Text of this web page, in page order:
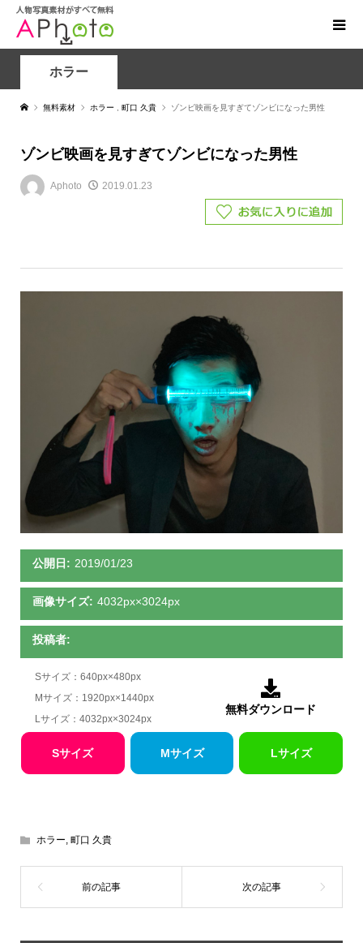
ホラー
無料素材 ホラー 町口 久貴 ゾンビ映画を見すぎてゾンビになった男性
ゾンビ映画を見すぎてゾンビになった男性
Aphoto 2019.01.23
公開日: 2019/01/23
画像サイズ: 4032px×3024px
投稿者:
Sサイズ：640px×480px
Mサイズ：1920px×1440px
Lサイズ：4032px×3024px

無料ダウンロード
Sサイズ Mサイズ Lサイズ
ホラー, 町口 久貴